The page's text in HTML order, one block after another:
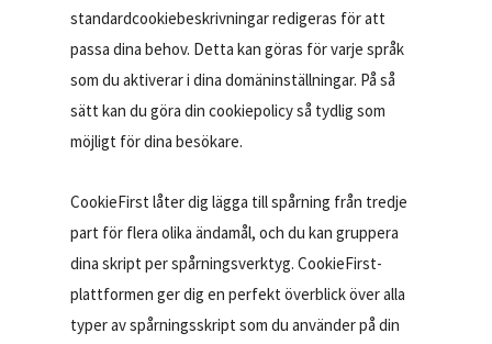
standardcookiebeskrivningar redigeras för att
passa dina behov. Detta kan göras för varje språk
som du aktiverar i dina domäninställningar. På så
sätt kan du göra din cookiepolicy så tydlig som
möjligt för dina besökare.
CookieFirst låter dig lägga till spårning från tredje
part för flera olika ändamål, och du kan gruppera
dina skript per spårningsverktyg. CookieFirst-
plattformen ger dig en perfekt överblick över alla
typer av spårningsskript som du använder på din